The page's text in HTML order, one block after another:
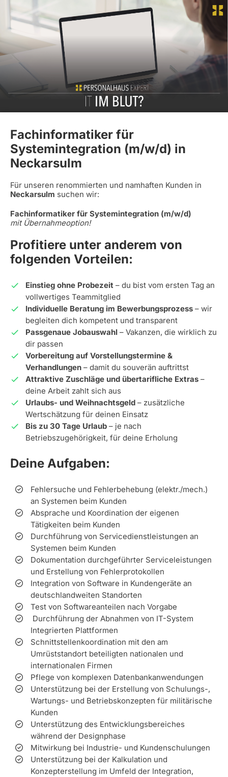
Fachinformatiker für
Systemintegration (m/w/d) in
Neckarsulm
Für unseren renommierten und namhaften Kunden in
Neckarsulm suchen wir:
Fachinformatiker für Systemintegration (m/w/d)
mit Übernahmeoption!
Profitiere unter anderem von
folgenden Vorteilen:
Einstieg ohne Probezeit – du bist vom ersten Tag an
vollwertiges Teammitglied
Individuelle Beratung im Bewerbungsprozess – wir
begleiten dich kompetent und transparent
Passgenaue Jobauswahl – Vakanzen, die wirklich zu
dir passen
Vorbereitung auf Vorstellungstermine &
Verhandlungen – damit du souverän auftrittst
Attraktive Zuschläge und übertarifliche Extras –
deine Arbeit zahlt sich aus
Urlaubs- und Weihnachtsgeld – zusätzliche
Wertschätzung für deinen Einsatz
Bis zu 30 Tage Urlaub – je nach
Betriebszugehörigkeit, für deine Erholung
Deine Aufgaben:
Fehlersuche und Fehlerbehebung (elektr./mech.)
an Systemen beim Kunden
Absprache und Koordination der eigenen
Tätigkeiten beim Kunden
Durchführung von Servicedienstleistungen an
Systemen beim Kunden
Dokumentation durchgeführter Serviceleistungen
und Erstellung von Fehlerprotokollen
Integration von Software in Kundengeräte an
deutschlandweiten Standorten
Test von Softwareanteilen nach Vorgabe
Durchführung der Abnahmen von IT-System
Integrierten Plattformen
Schnittstellenkoordination mit den am
Umrüststandort beteiligten nationalen und
internationalen Firmen
Pflege von komplexen Datenbankanwendungen
Unterstützung bei der Erstellung von Schulungs-,
Wartungs- und Betriebskonzepten für militärische
Kunden
Unterstützung des Entwicklungsbereiches
während der Designphase
Mitwirkung bei Industrie- und Kundenschulungen
Unterstützung bei der Kalkulation und
Konzepterstellung im Umfeld der Integration,